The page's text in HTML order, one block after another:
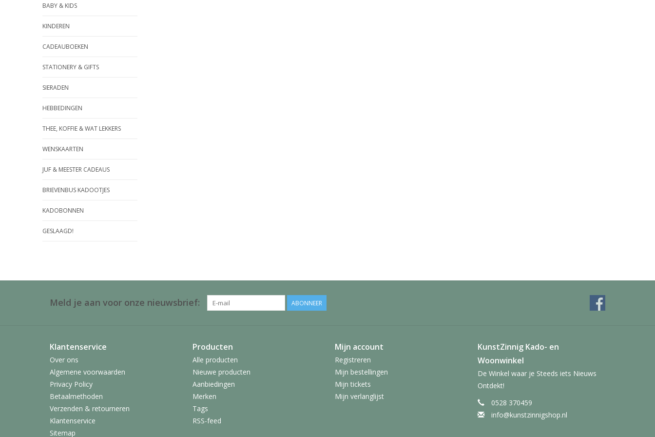
BABY & KIDS
KINDEREN
CADEAUBOEKEN
STATIONERY & GIFTS
SIERADEN
HEBBEDINGEN
THEE, KOFFIE & WAT LEKKERS
WENSKAARTEN
JUF & MEESTER CADEAUS
BRIEVENBUS KADOOTJES
KADOBONNEN
GESLAAGD!
Meld je aan voor onze nieuwsbrief: ABONNEER
Klantenservice
Over ons
Algemene voorwaarden
Privacy Policy
Betaalmethoden
Verzenden & retourneren
Klantenservice
Sitemap
Producten
Alle producten
Nieuwe producten
Aanbiedingen
Merken
Tags
RSS-feed
Mijn account
Registreren
Mijn bestellingen
Mijn tickets
Mijn verlanglijst
KunstZinnig Kado- en
Woonwinkel
De Winkel waar je Steeds iets Nieuws
Ontdekt!
0528 370459
info@kunstzinnigshop.nl